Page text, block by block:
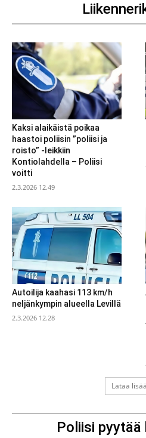
Kaksi alaikäistä poikaa
haastoi poliisin ”poliisi ja
roisto” -leikkiin
Kontiolahdella – Poliisi
voitti
2.3.2026 12.49
Autoilija kaahasi 113 km/h
neljänkympin alueella Levillä
2.3.2026 12.28
Lataa lisää
Poliisi pyytää